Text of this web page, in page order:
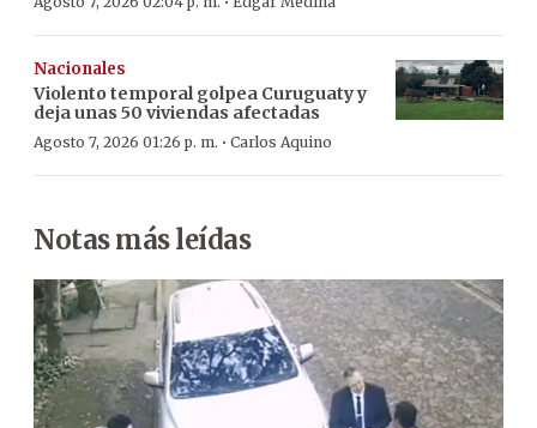
Nacionales
Violento temporal golpea Curuguaty y
deja unas 50 viviendas afectadas
Agosto 7, 2026 01:26 p. m. · Carlos Aquino
Notas más leídas